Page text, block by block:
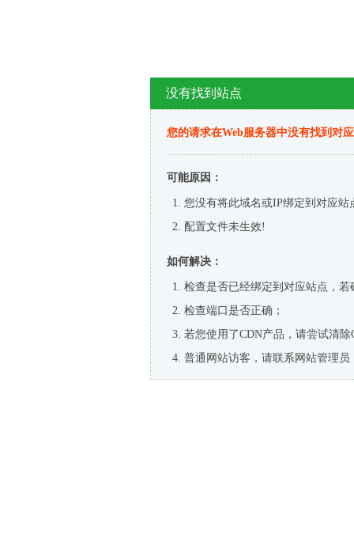
没有找到站点
您的请求在Web服务器中没有找到对
可能原因：
您没有将此域名或IP绑定到对应站
配置文件未生效!
如何解决：
检查是否已经绑定到对应站点，
检查端口是否正确；
若您使用了CDN产品，请尝试清除
普通网站访客，请联系网站管理员